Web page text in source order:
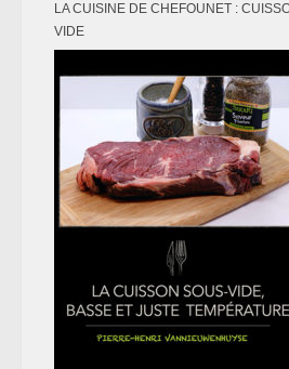
LA CUISINE DE CHEFOUNET :
VIDE